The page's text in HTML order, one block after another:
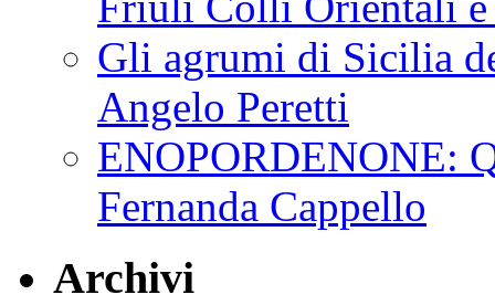
Gli agrumi di Sicilia
Angelo Peretti
ENOPORDENONE:
Fernanda Cappello
Archivi